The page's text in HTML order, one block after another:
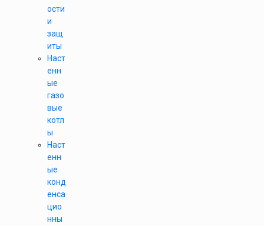
ости
и
защ
иты
Наст
енн
ые
газо
вые
котл
ы
Наст
енн
ые
конд
енса
цио
нны